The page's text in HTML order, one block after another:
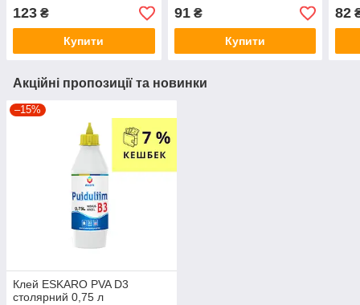
123 ₴
Купити
91₴
Купити
82
Акційні пропозиції та новинки
–15%
Клей ESKARO PVA D3
столярний 0,75 л